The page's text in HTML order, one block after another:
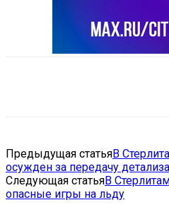
Предыдущая статьяВ
осужден за передачу
Следующая статьяВ
опасные игры на льду